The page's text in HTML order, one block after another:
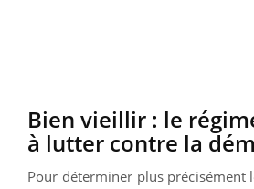
Bien vieillir : le
à lutter contre la
Pour déterminer plus précisément